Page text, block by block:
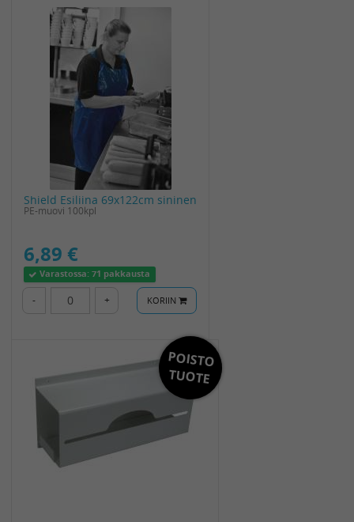
Shield Esiliina 69x122cm sininen
PE-muovi 100kpl
6,89 €
Varastossa:71 pakkausta
- + KORIIN
POISTO
TUOTE